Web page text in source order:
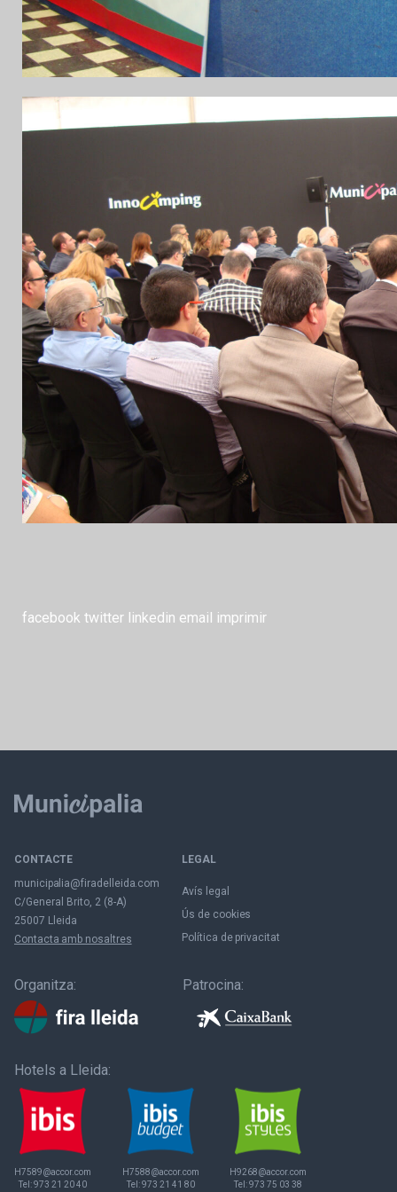
facebook twitter linkedin email imprimir
CONTACTE
municipalia@firadelleida.com
C/General Brito, 2 (8-A)
25007 Lleida
Contacta amb nosaltres
LEGAL
Avís legal
Ús de cookies
Política de privacitat
Organitza: Patrocina:
Hotels a Lleida:
H7589@accor.com
Tel:973 21 20 40
H7588@accor.com
Tel:973 21 41 80
H9268@accor.com
Tel:973 75 03 38